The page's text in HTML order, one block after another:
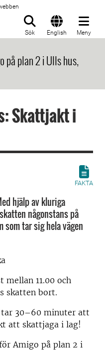
Sök English Meny
på plan 2 i Ulls hus,
Skattjakt i
FAKTA
hjälp av kluriga
någonstans på
som tar sig hela vägen
mellan 11.00 och
skatten bort.
tar 30–60 minuter att
att skattjaga i lag!
Amigo på plan 2 i